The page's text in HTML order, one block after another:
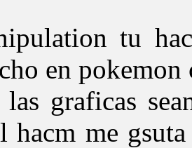
tu
en
las graficas
hacm me